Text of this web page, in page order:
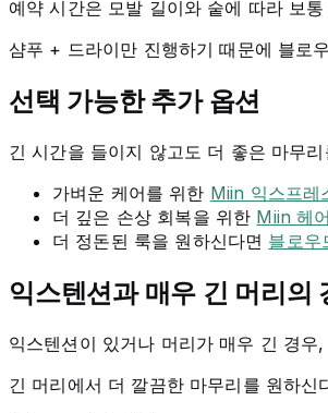
예약 시간은 모발 길이와 숱에 따라 보
샴푸 + 드라이만 진행하기 때문에 블로
선택 가능한 추가 옵션
긴 시간을 들이지 않고도 더 좋은 마무
가벼운 케어를 위한 Miin 익스프레
더 깊은 손상 회복을 위한 Miin 헤
더 정돈된 룩을 원하신다면 블로우
익스텐션과 매우 긴 머리의
익스텐션이 있거나 머리가 매우 긴 경
긴 머리에서 더 깔끔한 마무리를 원하신